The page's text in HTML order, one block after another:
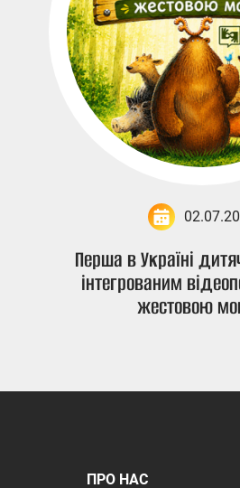
Перша в Україні
інтегрованим
жестовою
ПРО НАС